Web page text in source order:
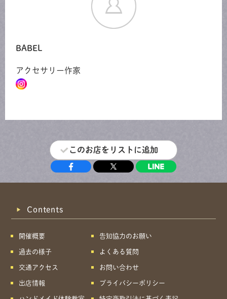
BABEL
アクセサリー作家
このお店をリストに追加
Contents
開催概要
過去の様子
交通アクセス
出店情報
告知協力のお願い
よくある質問
お問い合わせ
プライバシーポリシー